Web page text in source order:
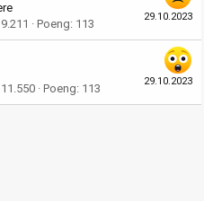
29.10.2023
Poeng 113
29.10.2023
Poeng 113